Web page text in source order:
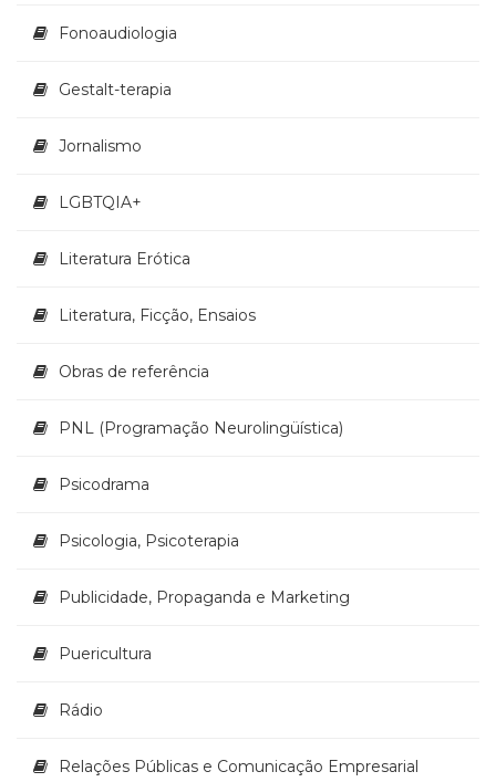
(22)
africanos
Ocupacional
Treinamento
RH
Turismo
Prática
Fonoaudiologia
Gestalt-terapia
Jornalismo
LGBTQIA+
Literatura Erótica
Literatura, Ficção, Ensaios
Obras de referência
PNL (Programação Neurolingüística)
Psicodrama
Psicologia, Psicoterapia
Publicidade, Propaganda e Marketing
Puericultura
Rádio
Relações Públicas e Comunicação Empresarial